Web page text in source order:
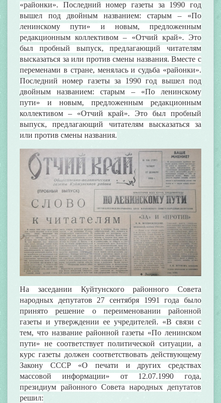
«районки». Последний номер газеты за 1990 год
вышел под двойным названием: старым – «По
ленинскому пути» и новым, предложенным
редакционным коллективом – «Отчий край». Это
был пробный выпуск, предлагающий читателям
высказаться за или против смены названия.Вместе с
переменами в стране, менялась и судьба «районки».
Последний номер газеты за 1990 год вышел под
двойным названием: старым – «По ленинскому
пути» и новым, предложенным редакционным
коллективом – «Отчий край». Это был пробный
выпуск, предлагающий читателям высказаться за
или против смены названия.
На заседании Куйтунского районного Совета
народных депутатов 27 сентября 1991 года было
принято решение о переименовании районной
газеты и утверждении ее учредителей. «В связи с
тем, что название районной газеты «По ленинском
пути» не соответствует политической ситуации, а
курс газеты должен соответствовать действующему
Закону СССР «О печати и других средствах
массовой информации» от 12.07.1990 года,
президиум районного Совета народных депутатов
решил: